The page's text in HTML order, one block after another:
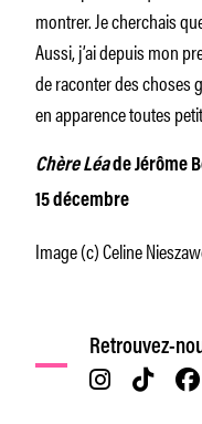
montrer. Je cherchais
Aussi, j’ai depuis mon
de raconter des choses
en apparence toutes
Chère Léade Jérôme
15 décembre
Image (c) Celine
Retrouvez-